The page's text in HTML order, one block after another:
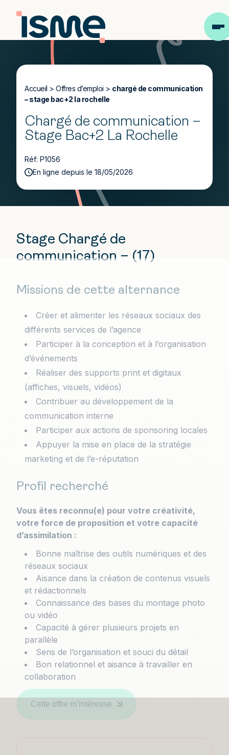
Accueil > Offres d’emploi > chargé de communication
– stage bac+2 la rochelle
Chargé de communication –
Stage Bac+2 La Rochelle
Réf: P1056
En ligne depuis le 18/05/2026
Stage Chargé de
communication – (17)
Missions de cette alternance
Créer et alimenter les réseaux sociaux des
différents services de l’agence
Participer à la conception et à l’organisation
d’événements
Réaliser des supports print et digitaux
(affiches, visuels, vidéos)
Contribuer au développement de la
communication interne
Participer aux actions de sponsoring locales
Appuyer la mise en place de la stratégie
marketing et de l’e-réputation
Profil recherché
Vous êtes reconnu(e) pour votre créativité,
votre force de proposition et votre capacité
d’assimilation :
Bonne maîtrise des outils numériques et des
réseaux sociaux
Aisance dans la création de contenus visuels
et rédactionnels
Connaissance des bases du montage photo
ou vidéo
Capacité à gérer plusieurs projets en
parallèle
Sens de l’organisation et souci du détail
Bon relationnel et aisance à travailler en
collaboration
Cette offre m’intéresse